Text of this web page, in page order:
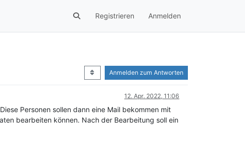
Registrieren Anmelden
Anmelden zum Antworten
12. Apr. 2022, 11:06
Personen sollen dann eine Mail bekommen mit
bearbeiten können. Nach der Bearbeitung soll ein